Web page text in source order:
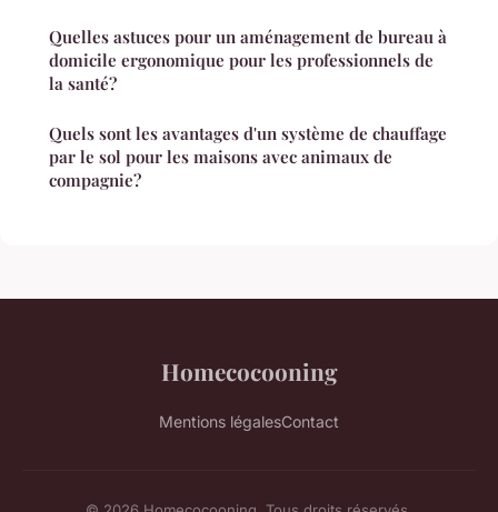
Quelles astuces pour un aménagement de bureau à
domicile ergonomique pour les professionnels de
la santé?
Quels sont les avantages d'un système de chauffage
par le sol pour les maisons avec animaux de
compagnie?
Homecocooning
Mentions légalesContact